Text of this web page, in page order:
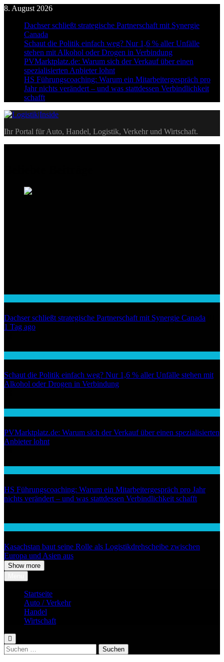
Skip
content
8. August 2026
Dachser schließt strategische Partnerschaft mit Synergie
Canada
Schaut die Politik einfach weg? Nur 1,6 % aller Unfälle
stehen mit Alkohol oder Drogen in Verbindung
PVMarktplatz.de: Warum sich der Verkauf über einen
spezialisierten Anbieter lohnt
HS Führungscoaching: Warum ein Mitarbeitergespräch pro
Jahr nichts verändert – und was stattdessen Verbindlichkeit
schafft
Logistik|Inside
Ihr Portal für Auto, Handel, Logistik, Verkehr und Wirtschaft.
Dachser schließt strategische Partnerschaft mit Synergie Canada
1 Tag ago
Schaut die Politik einfach weg? Nur 1,6 % aller Unfälle stehen mit
Alkohol oder Drogen in Verbindung
PVMarktplatz.de: Warum sich der Verkauf über einen spezialisierten
Anbieter lohnt
HS Führungscoaching: Warum ein Mitarbeitergespräch pro Jahr
nichts verändert – und was stattdessen Verbindlichkeit schafft
Kasachstan baut seine Rolle als Logistikdrehscheibe zwischen
Europa und Asien aus
Show more
Startseite
Auto / Verkehr
Handel
Wirtschaft
Suchen
nach: